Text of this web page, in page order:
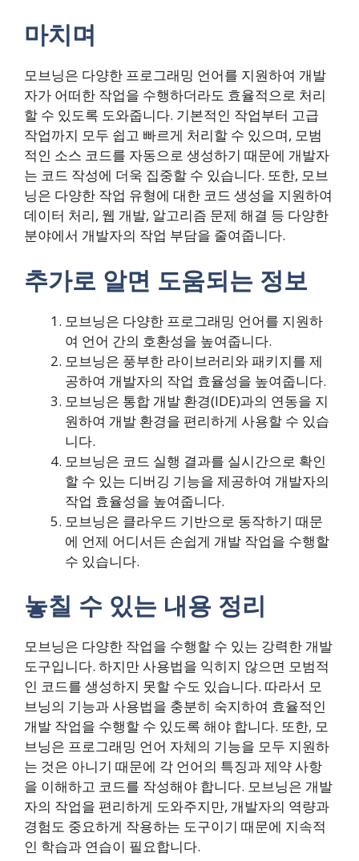
마치며
모브닝은 다양한 프로그래밍 언어를 지원하여 개발
자가 어떠한 작업을 수행하더라도 효율적으로 처리
할 수 있도록 도와줍니다. 기본적인 작업부터 고급
작업까지 모두 쉽고 빠르게 처리할 수 있으며, 모범
적인 소스 코드를 자동으로 생성하기 때문에 개발자
는 코드 작성에 더욱 집중할 수 있습니다. 또한, 모브
닝은 다양한 작업 유형에 대한 코드 생성을 지원하여
데이터 처리, 웹 개발, 알고리즘 문제 해결 등 다양한
분야에서 개발자의 작업 부담을 줄여줍니다.
추가로 알면 도움되는 정보
모브닝은 다양한 프로그래밍 언어를 지원하
여 언어 간의 호환성을 높여줍니다.
모브닝은 풍부한 라이브러리와 패키지를 제
공하여 개발자의 작업 효율성을 높여줍니다.
모브닝은 통합 개발 환경(IDE)과의 연동을 지
원하여 개발 환경을 편리하게 사용할 수 있습
니다.
모브닝은 코드 실행 결과를 실시간으로 확인
할 수 있는 디버깅 기능을 제공하여 개발자의
작업 효율성을 높여줍니다.
모브닝은 클라우드 기반으로 동작하기 때문
에 언제 어디서든 손쉽게 개발 작업을 수행할
수 있습니다.
놓칠 수 있는 내용 정리
모브닝은 다양한 작업을 수행할 수 있는 강력한 개발
도구입니다. 하지만 사용법을 익히지 않으면 모범적
인 코드를 생성하지 못할 수도 있습니다. 따라서 모
브닝의 기능과 사용법을 충분히 숙지하여 효율적인
개발 작업을 수행할 수 있도록 해야 합니다. 또한, 모
브닝은 프로그래밍 언어 자체의 기능을 모두 지원하
는 것은 아니기 때문에 각 언어의 특징과 제약 사항
을 이해하고 코드를 작성해야 합니다. 모브닝은 개발
자의 작업을 편리하게 도와주지만, 개발자의 역량과
경험도 중요하게 작용하는 도구이기 때문에 지속적
인 학습과 연습이 필요합니다.